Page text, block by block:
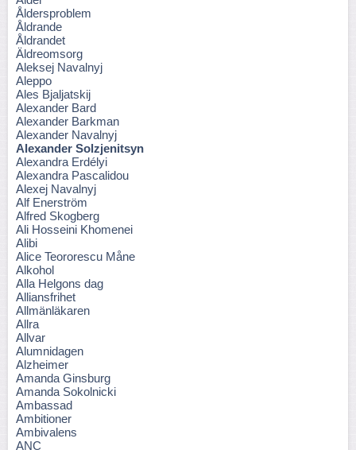
Åldersproblem
Åldrande
Åldrandet
Äldreomsorg
Aleksej Navalnyj
Aleppo
Ales Bjaljatskij
Alexander Bard
Alexander Barkman
Alexander Navalnyj
Alexander Solzjenitsyn
Alexandra Erdélyi
Alexandra Pascalidou
Alexej Navalnyj
Alf Enerström
Alfred Skogberg
Ali Hosseini Khomenei
Alibi
Alice Teororescu Måne
Alkohol
Alla Helgons dag
Alliansfrihet
Allmänläkaren
Allra
Allvar
Alumnidagen
Alzheimer
Amanda Ginsburg
Amanda Sokolnicki
Ambassad
Ambitioner
Ambivalens
ANC